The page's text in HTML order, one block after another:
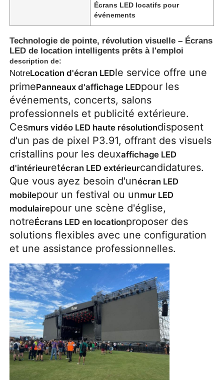
Accueil
Vidéos
Spectacle de réalité virtuelle
À propos de nous
Visite de l'usine
Contrôle de qualité
Nous contacter
Nouvelles
Cas
Écrans LED locatifs pour
événements
Technologie de pointe, révolution visuelle – Écrans
LED de location intelligents prêts à l'emploi
description de:
NotreLocation d'écran LEDle service offre une
primePanneaux d'affichage LEDpour les
événements, concerts, salons
professionnels et publicité extérieure.
Cesmurs vidéo LED haute résolutiondisposent
d'un pas de pixel P3.91, offrant des visuels
cristallins pour les deuxaffichage LED
d'intérieuretécran LED extérieurcandidatures.
Que vous ayez besoin d'unécran LED
mobilepour un festival ou unmur LED
modulairepour une scène d'église,
notreÉcrans LED en locationproposer des
solutions flexibles avec une configuration
et une assistance professionnelles.